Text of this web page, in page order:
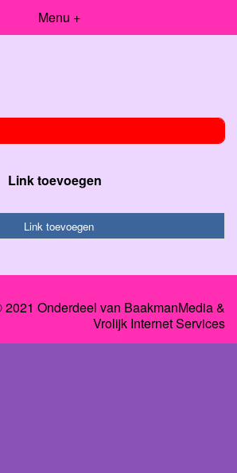
Menu +
Link toevoegen
Link toevoegen
Onderdeel van BaakmanMedia&
Vrolijk Internet Services